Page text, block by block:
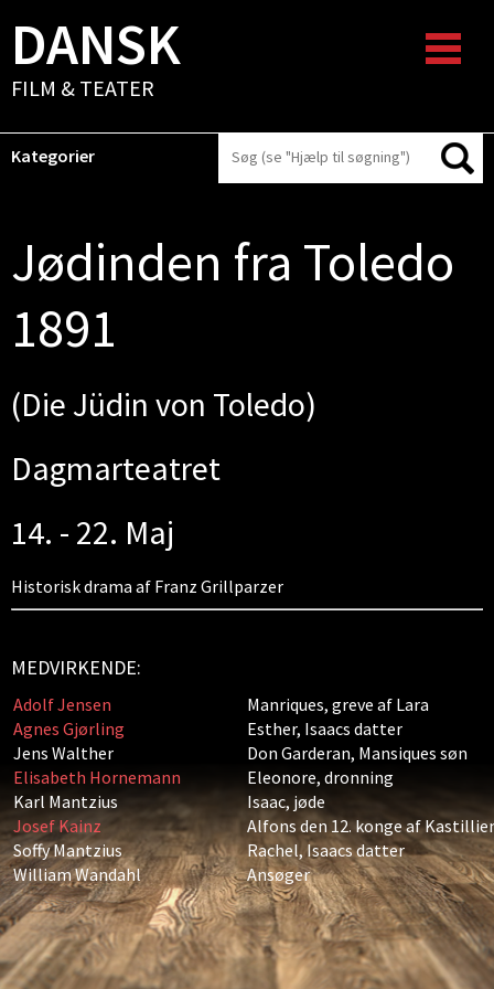
DANSK
FILM & TEATER
Kategorier
Jødinden fra Toledo
1891
(Die Jüdin von Toledo)
Dagmarteatret
14. - 22. Maj
Historisk drama af Franz Grillparzer
MEDVIRKENDE:
Adolf Jensen
Manriques, greve af Lara
Agnes Gjørling
Esther, Isaacs datter
Jens Walther
Don Garderan, Mansiques søn
Elisabeth Hornemann
Eleonore, dronning
Karl Mantzius
Isaac, jøde
Josef Kainz
Alfons den 12. konge af
Soffy Mantzius
Rachel, Isaacs datter
William Wandahl
Ansøger